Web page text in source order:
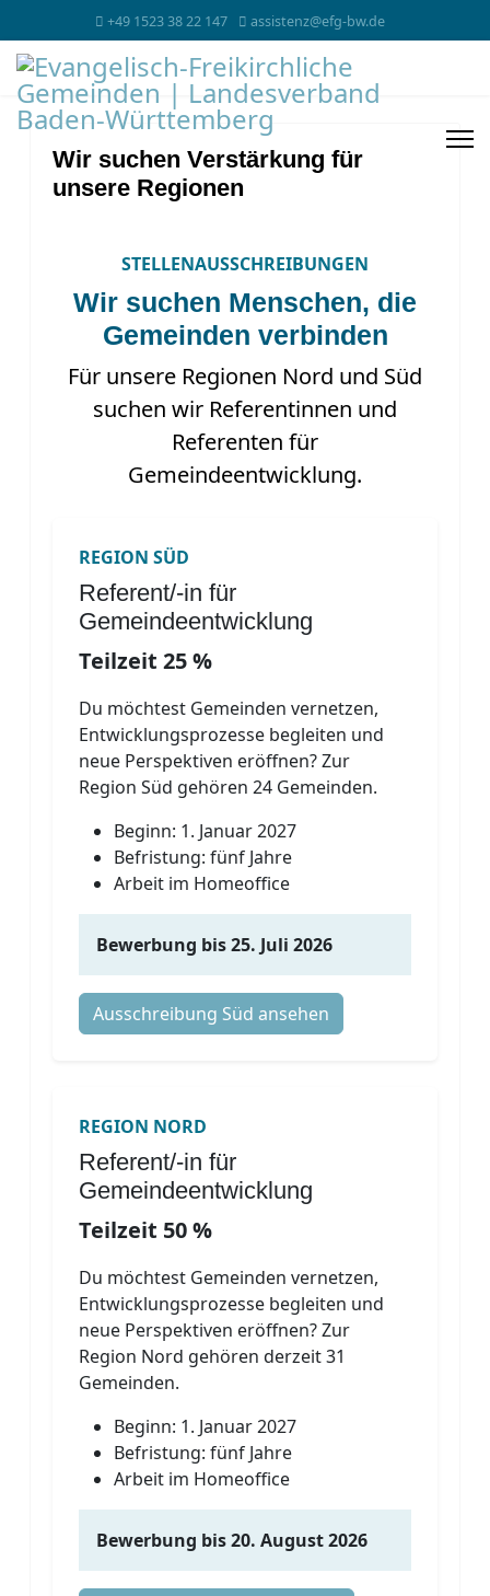
+49 1523 38 22 147 assistenz@efg-bw.de
Wir suchen Verstärkung für
unsere Regionen
STELLENAUSSCHREIBUNGEN
Wir suchen Menschen, die
Gemeinden verbinden
Für unsere Regionen Nord und Süd
suchen wir Referentinnen und
Referenten für
Gemeindeentwicklung.
REGION SÜD
Referent/-in für
Gemeindeentwicklung
Teilzeit 25 %
Du möchtest Gemeinden vernetzen,
Entwicklungsprozesse begleiten und
neue Perspektiven eröffnen? Zur
Region Süd gehören 24 Gemeinden.
Beginn: 1. Januar 2027
Befristung: fünf Jahre
Arbeit im Homeoffice
Bewerbung bis 25. Juli 2026
Ausschreibung Süd ansehen
REGION NORD
Referent/-in für
Gemeindeentwicklung
Teilzeit 50 %
Du möchtest Gemeinden vernetzen,
Entwicklungsprozesse begleiten und
neue Perspektiven eröffnen? Zur
Region Nord gehören derzeit 31
Gemeinden.
Beginn: 1. Januar 2027
Befristung: fünf Jahre
Arbeit im Homeoffice
Bewerbung bis 20. August 2026